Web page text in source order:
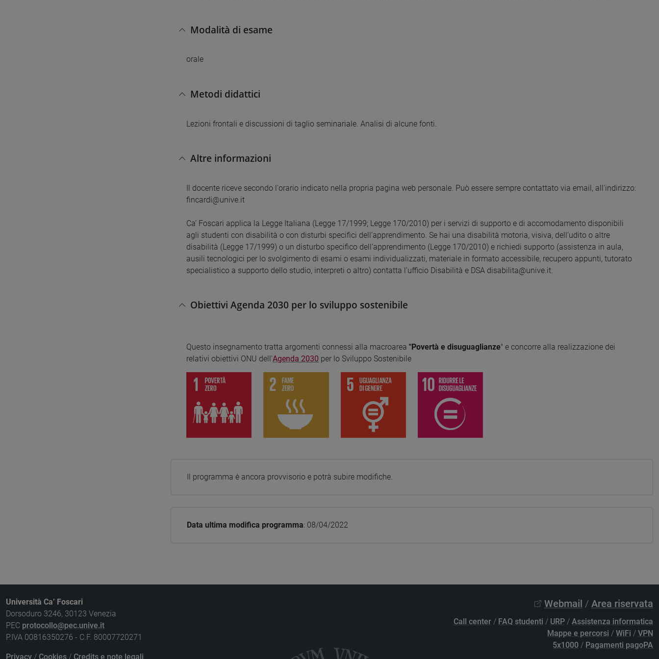
Modalità di esame
orale
Metodi didattici
Lezioni frontali e discussioni di taglio seminariale. Analisi di alcune fonti.
Altre informazioni
Il docente riceve secondo l'orario indicato nella propria pagina web personale. Può essere sempre contattato via email, all'indirizzo:
fincardi@unive.it
Ca’ Foscari applica la Legge Italiana (Legge 17/1999; Legge 170/2010) per i servizi di supporto e di accomodamento disponibili
agli studenti con disabilità o con disturbi specifici dell’apprendimento. Se hai una disabilità motoria, visiva, dell’udito o altre
disabilità (Legge 17/1999) o un disturbo specifico dell’apprendimento (Legge 170/2010) e richiedi supporto (assistenza in aula,
ausili tecnologici per lo svolgimento di esami o esami individualizzati, materiale in formato accessibile, recupero appunti, tutorato
specialistico a supporto dello studio, interpreti o altro) contatta l’ufficio Disabilità e DSA disabilita@unive.it.
Obiettivi Agenda 2030 per lo sviluppo sostenibile
Questo insegnamento tratta argomenti connessi alla macroarea "Povertà e disuguaglianze" e concorre alla realizzazione dei
relativi obiettivi ONU dell'Agenda 2030 per lo Sviluppo Sostenibile
Il programma è ancora provvisorio e potrà subire modifiche.
Data ultima modifica programma: 08/04/2022
Università Ca’ Foscari
Dorsoduro 3246, 30123 Venezia
PEC protocollo@pec.unive.it
P.IVA 00816350276 - C.F. 80007720271
Privacy / Cookies / Credits e note legali
Webmail / Area riservata
Call center / FAQ studenti / URP / Assistenza informatica
Mappe e percorsi / WiFi / VPN
5x1000 / Pagamenti pagoPA